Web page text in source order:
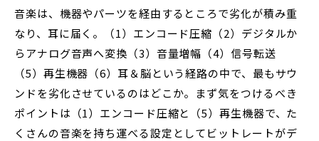
音楽は、機器やパーツを経由するところで劣化が積み重
なり、耳に届く。（1）エンコード圧縮（2）デジタルか
らアナログ音声へ変換（3）音量増幅（4）信号転送
（5）再生機器（6）耳＆脳という経路の中で、最もサウ
ンドを劣化させているのはどこか。まず気をつけるべき
ポイントは（1）エンコード圧縮と（5）再生機器で、た
くさんの音楽を持ち運べる設定としてビットレートがデ